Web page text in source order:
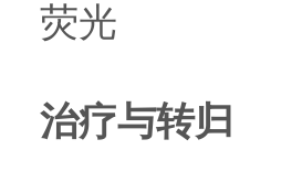
荧光
治疗与转归